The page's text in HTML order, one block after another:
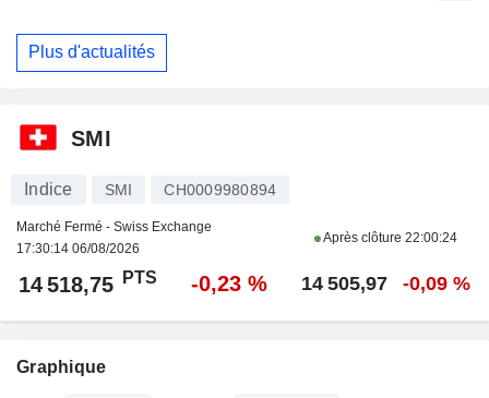
Plus d'actualités
SMI
Indice SMI CH0009980894
Marché Fermé - Swiss Exchange
17:30:14 06/08/2026
Après clôture 22:00:24
14 518,75 PTS -0,23 % 14 505,97 -0,09 %
Graphique